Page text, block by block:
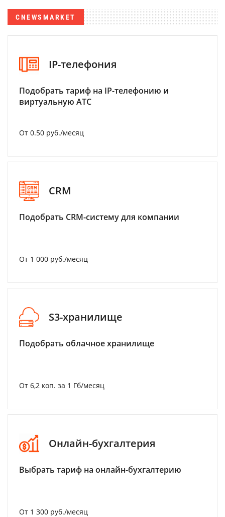
CNEWSMARKET
IP-телефония
Подобрать тариф на IP-телефонию и
виртуальную АТС
От 0.50 руб./месяц
CRM
Подобрать CRM-систему для компании
От 1 000 руб./месяц
S3-хранилище
Подобрать облачное хранилище
От 6,2 коп. за 1 Гб/месяц
Онлайн-бухгалтерия
Выбрать тариф на онлайн-бухгалтерию
От 1 300 руб./месяц